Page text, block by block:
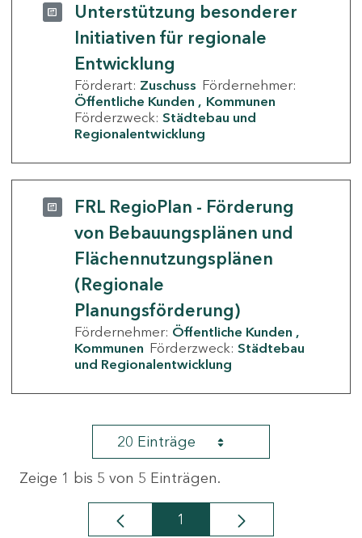
Unterstützung besonderer
Initiativen für regionale
Entwicklung
Förderart: Zuschuss Fördernehmer:
Öffentliche Kunden
Kommunen
Förderzweck: Städtebau und
Regionalentwicklung
FRL RegioPlan - Förderung
von Bebauungsplänen und
Flächennutzungsplänen
(Regionale
Planungsförderung)
Fördernehmer: Öffentliche Kunden
Kommunen Förderzweck: Städtebau
und Regionalentwicklung
20 Einträge
Zeige 1 bis 5 von 5 Einträgen.
Seite
1